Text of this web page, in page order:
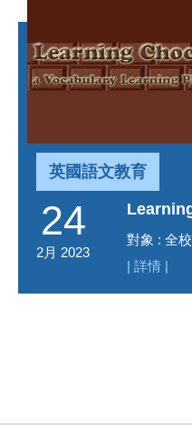
英國語文教育
24
2月 2023
對象 : 全校
| 詳情 |